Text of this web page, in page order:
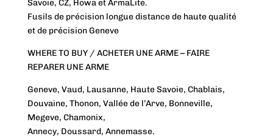
Savoie, CZ, Howa et ArmaLite.
Fusils de précision longue distance de haute qualité
et de précision Geneve
WHERE TO BUY / ACHETER UNE ARME – FAIRE
REPARER UNE ARME
Geneve, Vaud, Lausanne, Haute Savoie, Chablais,
Douvaine, Thonon, Vallée de l’Arve, Bonneville,
Megeve, Chamonix,
Annecy, Doussard, Annemasse.